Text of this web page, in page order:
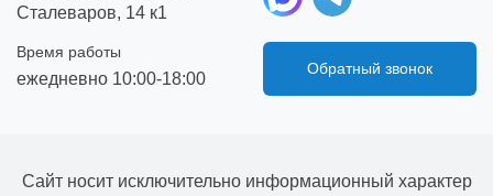
Сталеваров, 14 к1
Время работы
ежедневно 10:00-18:00
Обратный звонок
Сайт носит исключительно информационный характер